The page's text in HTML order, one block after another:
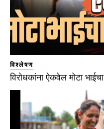
विश्लेषण
विरोधकांना ऐकवेल मोटा